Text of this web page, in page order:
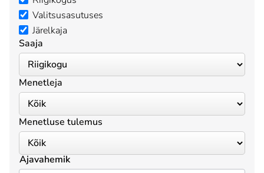
Valitsusasutuses
Järelkaja
Saaja
Menetleja
Menetluse tulemus
Ajavahemik